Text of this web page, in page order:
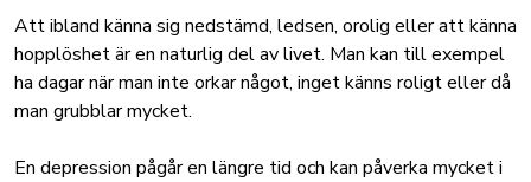
Att ibland känna sig nedstämd, ledsen, orolig eller att känna
hopplöshet är en naturlig del av livet. Man kan till exempel
ha dagar när man inte orkar något, inget känns roligt eller då
man grubblar mycket.
En depression pågår en längre tid och kan påverka mycket i